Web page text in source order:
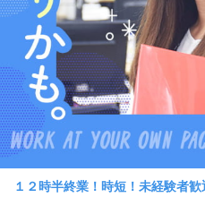
１２時半終業！時短！未経験者歓